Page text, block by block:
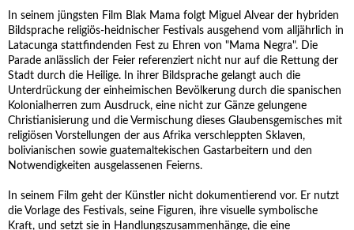
In seinem jüngsten Film Blak Mama folgt Miguel Alvear der hybriden
Bildsprache religiös-heidnischer Festivals ausgehend vom alljährlich in
Latacunga stattfindenden Fest zu Ehren von "Mama Negra". Die
Parade anlässlich der Feier referenziert nicht nur auf die Rettung der
Stadt durch die Heilige. In ihrer Bildsprache gelangt auch die
Unterdrückung der einheimischen Bevölkerung durch die spanischen
Kolonialherren zum Ausdruck, eine nicht zur Gänze gelungene
Christianisierung und die Vermischung dieses Glaubensgemisches mit
religiösen Vorstellungen der aus Afrika verschleppten Sklaven,
bolivianischen sowie guatemaltekischen Gastarbeitern und den
Notwendigkeiten ausgelassenen Feierns.
In seinem Film geht der Künstler nicht dokumentierend vor. Er nutzt
die Vorlage des Festivals, seine Figuren, ihre visuelle symbolische
Kraft, und setzt sie in Handlungszusammenhänge, die eine